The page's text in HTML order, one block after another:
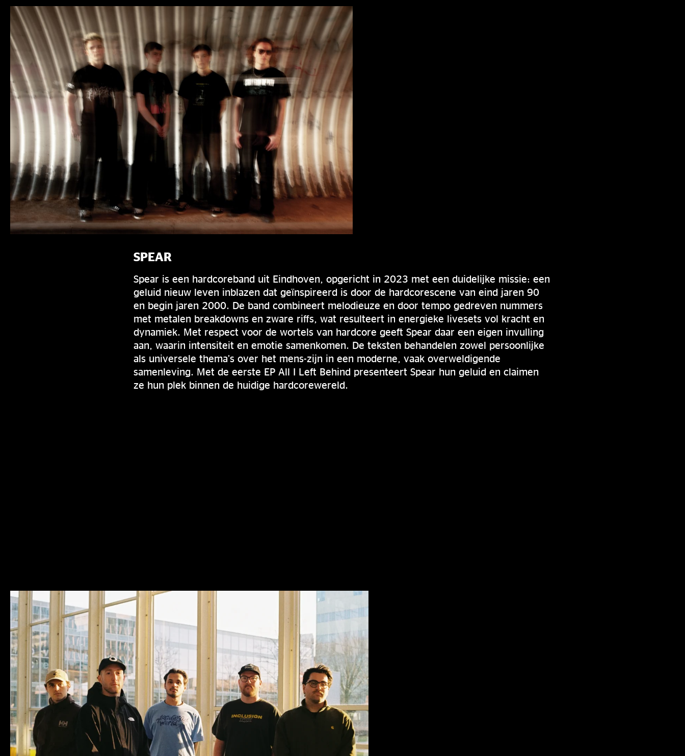
SPEAR
Spear is een hardcoreband uit Eindhoven, opgericht in 2023 met een duidelijke missie: een
geluid nieuw leven inblazen dat geïnspireerd is door de hardcorescene van eind jaren 90
en begin jaren 2000. De band combineert melodieuze en door tempo gedreven nummers
met metalen breakdowns en zware riffs, wat resulteert in energieke livesets vol kracht en
dynamiek. Met respect voor de wortels van hardcore geeft Spear daar een eigen invulling
aan, waarin intensiteit en emotie samenkomen. De teksten behandelen zowel persoonlijke
als universele thema’s over het mens-zijn in een moderne, vaak overweldigende
samenleving. Met de eerste EP All I Left Behind presenteert Spear hun geluid en claimen
ze hun plek binnen de huidige hardcorewereld.